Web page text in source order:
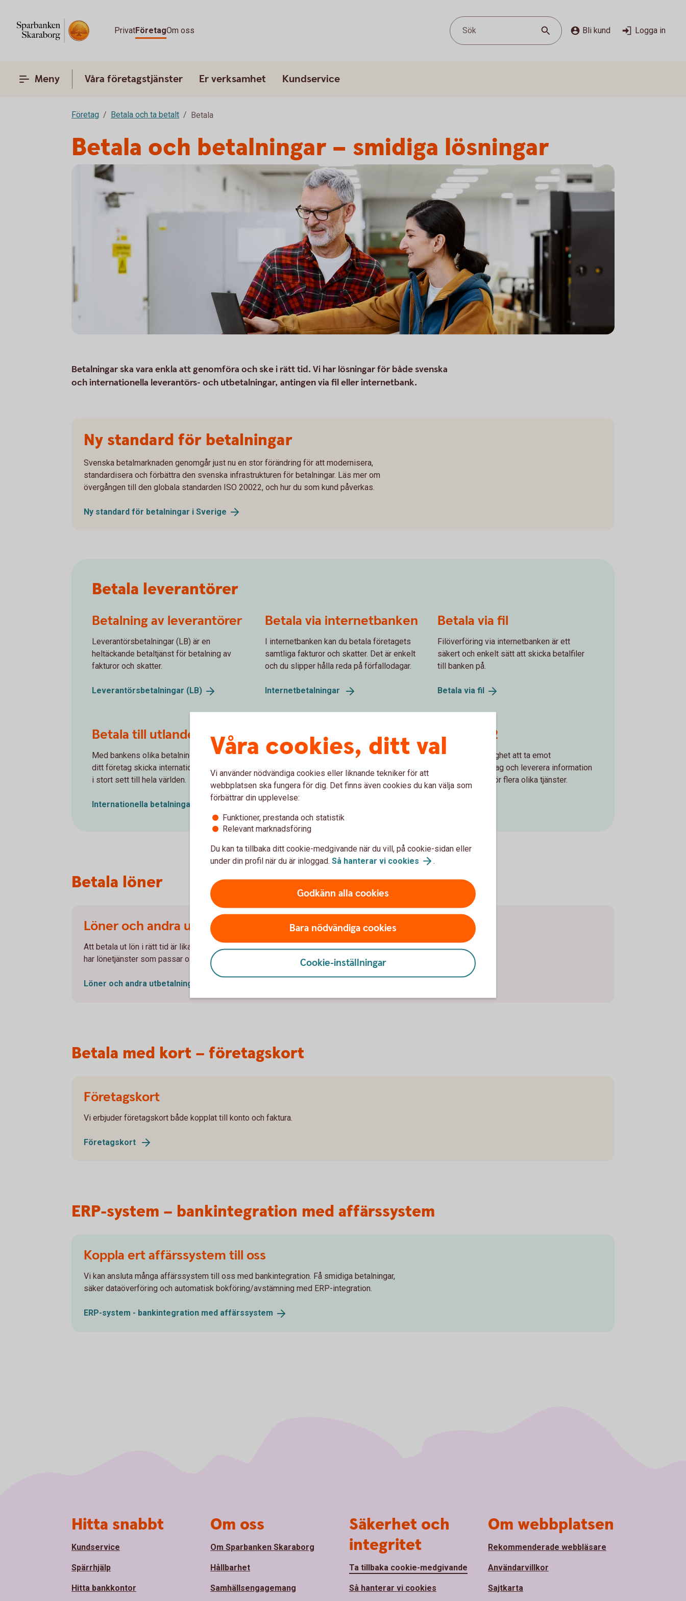
PrivatFöretagOm oss Sök Bli kund Logga in
Meny Våra företagstjänster Er verksamhet Kundservice
Företag Betala och ta betalt Betala
Betala och betalningar – smidiga lösningar
Betalningar ska vara enkla att genomföra och ske i rätt tid. Vi har lösningar för både svenska
och internationella leverantörs- och utbetalningar, antingen via fil eller internetbank.
Ny standard för betalningar
Svenska betalmarknaden genomgår just nu en stor förändring för att modernisera,
standardisera och förbättra den svenska infrastrukturen för betalningar. Läs mer om
övergången till den globala standarden ISO 20022, och hur du som kund påverkas.
Ny standard för betalningar i Sverige
Betala leverantörer
Betalning av leverantörer
Leverantörsbetalningar (LB) är en
heltäckande betaltjänst för betalning av
fakturor och skatter.
Leverantörsbetalningar (LB)
Betala via internetbanken
I internetbanken kan du betala företagets
samtliga fakturor och skatter. Det är enkelt
och du slipper hålla reda på förfallodagar.
Internetbetalningar
Betala via fil
Filöverföring via internetbanken är ett
säkert och enkelt sätt att skicka betalfiler
till banken på.
Betala viafil
Betala till utlandet
Med bankens olika betalningskanaler kan
ditt företag skicka internationell betalningar
i stort sett till hela världen.
Internationella betalningar
Ta emot e-faktura
Tar ditt företag emot många
leverantörsfakturor? Ta hjälp av banken för
att ta emot fakturorna elektroniskt.
Ta emot e-fakturor i
ISO20022
Vi erbjuder möjlighet att ta emot
betalningsuppdrag och leverera information
till våra kunder för flera olika tjänster.
Betala löner
Löner och andra utbetalningar
Att betala ut lön i rätt tid är lika viktigt för dig som arbetsgivare som för de anställda. Vi
har lönetjänster som passar oavsett antal anställda.
Löner och andra utbetalningar
Betala med kort – företagskort
Företagskort
Vi erbjuder företagskort både kopplat till konto och faktura.
Företagskort
ERP-system – bankintegration med affärssystem
Koppla ert affärssystem till oss
Vi kan ansluta många affärssystem till oss med bankintegration. Få smidiga betalningar,
säker dataöverföring och automatisk bokföring/avstämning med ERP-integration.
ERP-system - bankintegration med affärssystem
Våra cookies, ditt val
Vi använder nödvändiga cookies eller liknande tekniker för att
webbplatsen ska fungera för dig. Det finns även cookies du kan välja som
förbättrar din upplevelse:
Funktioner, prestanda och statistik
Relevant marknadsföring
Du kan ta tillbaka ditt cookie-medgivande när du vill, på cookie-sidan eller
under din profil när du är inloggad. Så hanterar vi cookies .
Godkänn alla cookies
Bara nödvändiga cookies
Cookie-inställningar
Hitta snabbt
Kundservice
Spärrhjälp
Hitta bankkontor
Om oss
Om Sparbanken Skaraborg
Hållbarhet
Samhällsengagemang
Säkerhet och
integritet
Ta tillbaka cookie-medgivande
Så hanterar vi cookies
Om webbplatsen
Rekommenderade webbläsare
Användarvillkor
Sajtkarta